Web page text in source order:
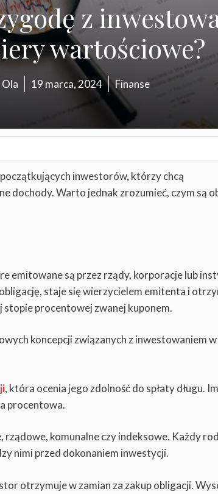
z
wartościowe?
Ola 19 marca, 2024 Finanse
inwestorów, którzy chcą
dochody. Warto jednak zrozumieć, czym są
emitowane są przez rządy, korporacje lub
staje się wierzycielem emitenta i
procentowej zwanej kuponem.
koncepcji związanych z inwestowaniem w
, która ocenia jego zdolność do spłaty długu.
procentowa.
komunalne czy indeksowe. Każdy
nimi przed dokonaniem inwestycji.
otrzymuje w zamian za zakup obligacji.